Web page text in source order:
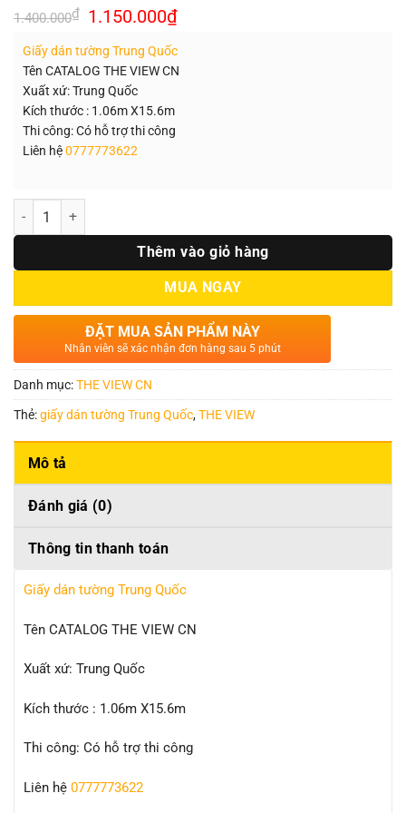
1.400.000₫ Giá
gốc
1.400.000₫.
1.150.000₫Giá
hiện
là:
1.150.000₫.
Giấy dán tường Trung Quốc
Tên CATALOG THE VIEW CN
Xuất xứ: Trung Quốc
Kích thước : 1.06m X15.6m
Thi công: Có hỗ trợ thi công
Liên hệ0777773622
Số lượng
Thêm vào giỏ hàng
MUA NGAY
ĐẶT MUA SẢN PHẨM NÀY
Nhân viên sẽ xác nhận đơn hàng sau 5 phút
Danh mục:THE VIEW CN
Thẻ:giấy dán tường Trung Quốc,THE VIEW
Mô tả
Đánh giá (0)
Thông tin thanh toán
Giấy dán tường Trung Quốc
Tên CATALOG THE VIEW CN
Xuất xứ: Trung Quốc
Kích thước : 1.06m X15.6m
Thi công: Có hỗ trợ thi công
Liên hệ 0777773622